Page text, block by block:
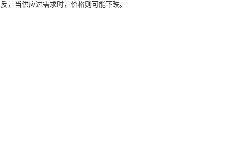
，当供应过需求时，价格则可能下跌。